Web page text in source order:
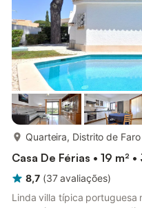
Quarteira, Distrito de Faro
Casa De Férias • 19 m²
8,7 (37 avaliações)
Linda villa típica portuguesa